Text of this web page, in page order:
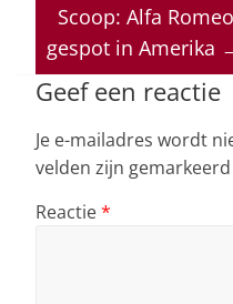
p
p
o
o
k
n
Scoop: Alfa
gespot in Amerika
Geef een reactie
Je e-mailadres wordt
velden zijn
Reactie*